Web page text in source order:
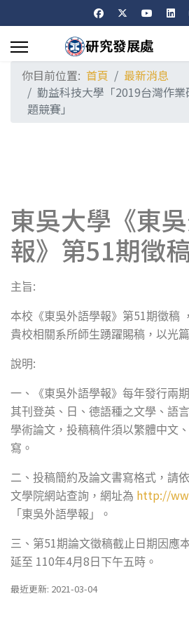
你目前位置: 首頁
最新消息
勤益科技大學「2019台灣作
題競賽」
東吳大學《東
報》第51期徵
主旨:
本校《東吳外語學報》第51期徵稿
貴校相關系所師生踴躍賜稿，以光
說明:
一、《東吳外語學報》每年發行兩
其刊登英、日、德語種之文學、語
學術論文，投稿稿件須以繁體中文
寫。
二、投稿簡約及論文書寫格式，請
文學院網站查詢，網址為 http://
「東吳外語學報」。
三、第51期論文徵稿截止日期因應
延至 110年4月 8 日下午五時。
最近更新: 2021-03-04